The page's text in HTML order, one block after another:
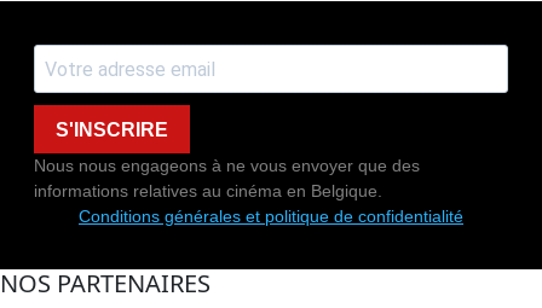
S'INSCRIRE
Nous nous engageons à ne vous envoyer que des
informations relatives au cinéma en Belgique.
Conditions générales et politique de confidentialité
NOS PARTENAIRES